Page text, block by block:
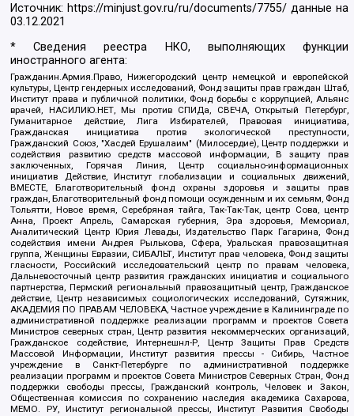
Источник: https://minjust.gov.ru/ru/documents/7755/ данные на
03.12.2021
* Сведения реестра НКО, выполняющих функции
иностранного агента:
Гражданин.Армия.Право, Нижегородский центр немецкой и европейской
культуры, Центр гендерных исследований, Фонд защиты прав граждан Штаб,
Институт права и публичной политики, Фонд борьбы с коррупцией, Альянс
врачей, НАСИЛИЮ.НЕТ, Мы против СПИДа, СВЕЧА, Открытый Петербург,
Гуманитарное действие, Лига Избирателей, Правовая инициатива,
Гражданская инициатива против экологической преступности,
Гражданский Союз, "Хасдей Ерушалаим" (Милосердие), Центр поддержки и
содействия развитию средств массовой информации, В защиту прав
заключенных, Горячая Линия, Центр социально-информационных
инициатив Действие, Институт глобализации и социальных движений,
ВМЕСТЕ, Благотворительный фонд охраны здоровья и защиты прав
граждан, Благотворительный фонд помощи осужденным и их семьям, Фонд
Тольятти, Новое время, Серебряная тайга, Так-Так-Так, центр Сова, центр
Анна, Проект Апрель, Самарская губерния, Эра здоровья, Мемориал,
Аналитический Центр Юрия Левады, Издательство Парк Гагарина, Фонд
содействия имени Андрея Рылькова, Сфера, Уральская правозащитная
группа, Женщины Евразии, СИБАЛЬТ, Институт прав человека, Фонд защиты
гласности, Российский исследовательский центр по правам человека,
Дальневосточный центр развития гражданских инициатив и социального
партнерства, Пермский региональный правозащитный центр, Гражданское
действие, Центр независимых социологических исследований, Сутяжник,
АКАДЕМИЯ ПО ПРАВАМ ЧЕЛОВЕКА, Частное учреждение в Калининграде по
административной поддержке реализации программ и проектов Совета
Министров северных стран, Центр развития некоммерческих организаций,
Гражданское содействие, Интернешнл-Р, Центр Защиты Прав Средств
Массовой Информации, Институт развития прессы - Сибирь, Частное
учреждение в Санкт-Петербурге по административной поддержке
реализации программ и проектов Совета Министров Северных Стран, Фонд
поддержки свободы прессы, Гражданский контроль, Человек и Закон,
Общественная комиссия по сохранению наследия академика Сахарова,
МЕМО. РУ, Институт региональной прессы, Институт Развития Свободы